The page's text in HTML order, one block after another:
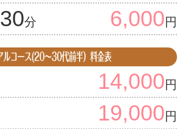
30分 6,000円
14,000円
19,000円